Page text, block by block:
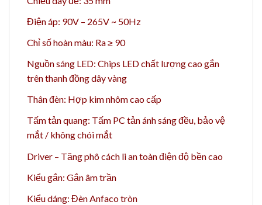
Điện áp: 90V – 265V ~ 50Hz
Chỉ số hoàn màu: Ra ≥ 90
Nguồn sáng LED: Chips LED chất lượng cao gắn
trên thanh đồng dây vàng
Thân đèn: Hợp kim nhôm cao cấp
Tấm tản quang: Tấm PC tản ánh sáng đều, bảo vệ
mắt / không chói mắt
Driver – Tăng phô cách li an toàn điện độ bền cao
Kiểu gắn: Gắn âm trần
Kiểu dáng: Đèn Anfaco tròn